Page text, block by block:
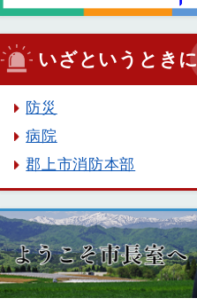
いざというときに
防災
病院
郡上市消防本部